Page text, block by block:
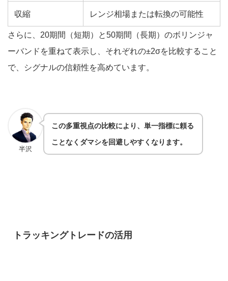
収縮 レンジ相場または転換の可能性
さらに、20期間（短期）と50期間（長期）のボリンジャ
ーバンドを重ねて表示し、それぞれの±2σを比較すること
で、シグナルの信頼性を高めています。
半沢
この多重視点の比較により、単一指標に頼る
ことなくダマシを回避しやすくなります。
トラッキングトレードの活用